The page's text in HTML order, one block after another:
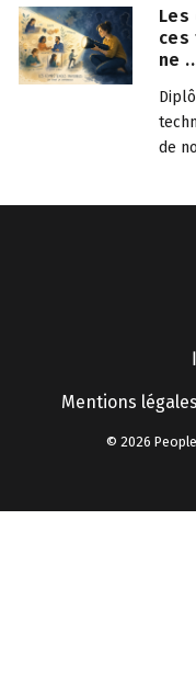
ces
ne
de
Mentions légales
© 2026